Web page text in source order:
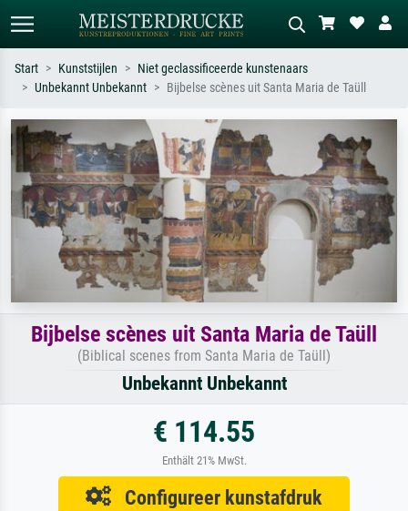
Zoek op kunstenaar, titel of stijl – bijv.
Monet, Sterrennacht, impressionisme,
Hokusai-golf, naakt.
Beschrijf de scène – bijv. groene
weide, abstract met veel rood, donker
olieverfschilderij, staand naakt naast
een boom.
Start Kunststijlen
Niet geclassificeerde kunstenaars
Unbekannt Unbekannt
Bijbelse scènes uit Santa Maria de Taüll
Bijbelse scènes uit Santa Maria de Taüll
(Biblical scenes from Santa Maria de Taüll)
Unbekannt Unbekannt
€ 114.55
Enthält 21% MwSt.
Configureer kunstafdruk